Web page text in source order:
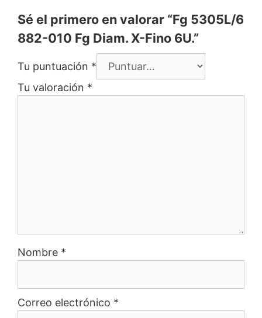
Sé el primero en valorar “Fg 5305L/6
882-010 Fg Diam. X-Fino 6U.”
Tu puntuación *
Tu valoración *
Nombre *
Correo electrónico *